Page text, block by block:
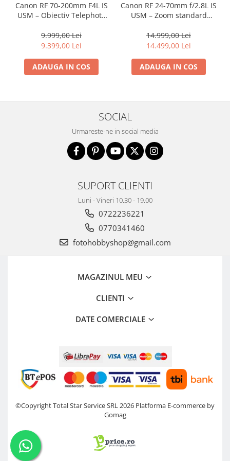
Canon RF 70-200mm F4L IS
USM – Obiectiv Telephoto
9.999,00 Lei
9.399,00 Lei
ADAUGA IN COS
Canon RF 24-70mm f/2.8L IS
USM – Zoom standard
14.999,00 Lei
14.499,00 Lei
ADAUGA IN COS
SOCIAL
Urmareste-ne in social media
SUPORT CLIENTI
Luni - Vineri 10.30 - 19.00
0722236221
0770341460
fotohobbyshop@gmail.com
MAGAZINUL MEU
CLIENTI
DATE COMERCIALE
©Copyright Total Star Service SRL 2026 Platforma E-commerce by
Gomag